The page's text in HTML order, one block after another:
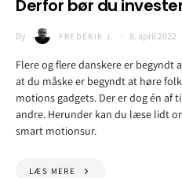
Derfor bør du
By FREDERIK J. 8. april 2022
Flere og flere danskere er begyndt
at du måske er begyndt at høre
motions gadgets. Der er dog én af
andre. Herunder kan du læse lidt
smart motionsur.
LÆS MERE